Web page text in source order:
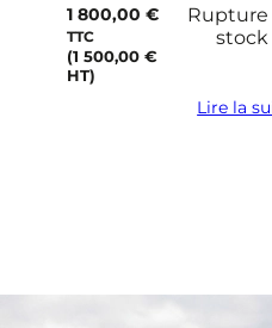
1 800,00 €
TTC
(1 500,00 €
HT)
Rupture
stock
Lire la